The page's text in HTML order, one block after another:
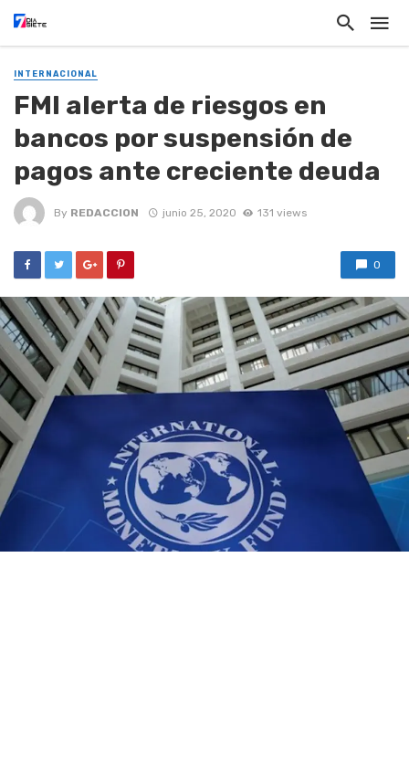
INTERNACIONAL
FMI alerta de riesgos en
bancos por suspensión de
pagos ante creciente deuda
By REDACCION junio 25, 2020 131 views
0